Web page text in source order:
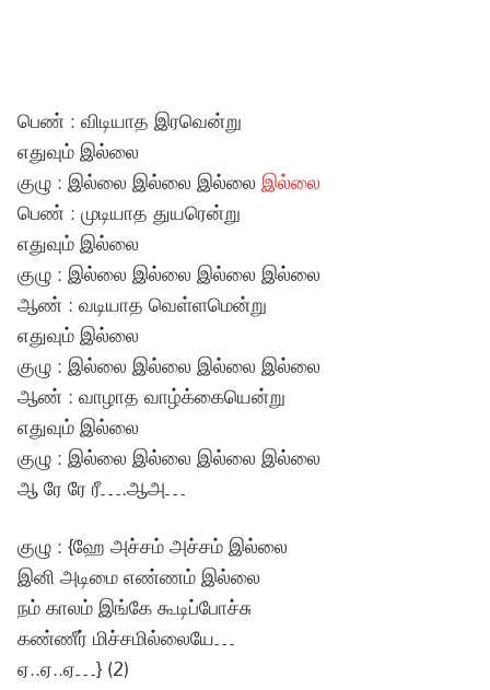
பெண் : விடியாத இரவென்று
எதுவும் இல்லை
குழு : இல்லை இல்லை இல்லைஇல்லை
பெண் : முடியாத துயரென்று
எதுவும் இல்லை
குழு : இல்லை இல்லை இல்லை இல்லை
ஆண் : வடியாத வெள்ளமென்று
எதுவும் இல்லை
குழு : இல்லை இல்லை இல்லை இல்லை
ஆண் : வாழாத வாழ்க்கையென்று
எதுவும் இல்லை
குழு : இல்லை இல்லை இல்லை இல்லை
ஆ ரே ரே ரீ….ஆஅ…
குழு : {ஹே அச்சம் அச்சம் இல்லை
இனி அடிமை எண்ணம் இல்லை
நம் காலம் இங்கே கூடிப்போச்சு
கண்ணீர் மிச்சமில்லையே…
ஏ..ஏ..ஏ…} (2)